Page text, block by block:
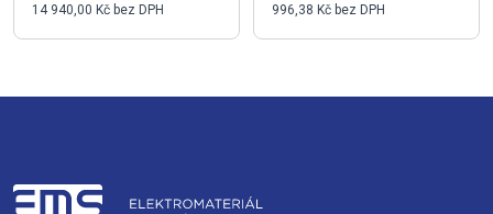
14 940,00 Kč bez DPH 996,38 Kč bez DPH